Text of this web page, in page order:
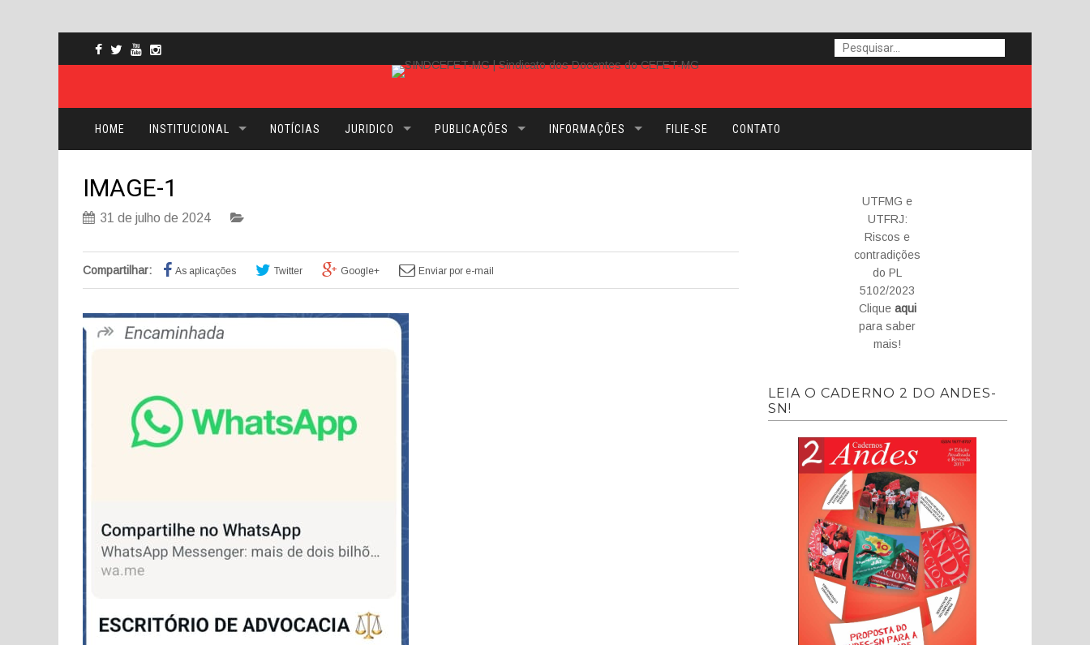
HOME INSTITUCIONAL NOTÍCIAS JURIDICO PUBLICAÇÕES INFORMAÇÕES FILIE-SE CONTATO
IMAGE-1
31 de julho de 2024
Compartilhar: As aplicações Twitter Google+ Enviar por e-mail
UTFMG e
UTFRJ:
Riscos e
contradições
do PL
5102/2023
Clique aqui
para saber
mais!
LEIA O CADERNO 2 DO ANDES-
SN!